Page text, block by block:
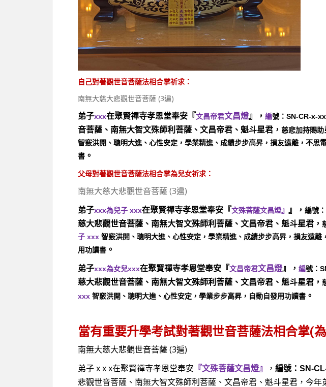
自己對著觀世音菩薩法相合掌祈求：
南無大慈大悲觀世音菩薩 (3遍)
弟子xxx在聚賢禪寺孝恩堂奉安『文昌帝君文昌燈』， 編號： SN-CR-x-xx
音菩薩、南無大智文殊師利菩薩、文昌帝君、魁斗星君， 慈悲加持賜助
智竅洪開、聰明大進、心性安定，學業精進、成績步步高昇，損友遠離，不思
書 。
父母對著觀世音菩薩法相合掌為兒女祈求：
南無大慈大悲觀世音菩薩 (3遍)
弟子xxx為兒子 xxx在聚賢禪寺孝恩堂奉安『文殊菩薩文昌燈』 』， 編號：
慈大悲觀世音菩薩、南無大智文殊師利菩薩、文昌帝君、魁斗星君，
子 xxx 智竅洪開、聰明大進、心性安定，學業精進、成績步步高昇，損友遠離
用功讀書 。
弟子xxx為女兒xxx在聚賢禪寺孝恩堂奉安『文昌帝君文昌燈』， 編號：
慈大悲觀世音菩薩、南無大智文殊師利菩薩、文昌帝君、魁斗星君，
xxx 智竅洪開、聰明大進、心性安定，學業步步高昇，自動自發用功讀書 。
當有重要升學考試對著觀世音菩薩法相合掌(
南無大慈大悲觀世音菩薩 (3遍)
弟子 x x x在聚賢禪寺孝恩堂奉安 『文殊菩薩文昌燈』 ， 編號： SN-
悲觀世音菩薩、南無大智文殊師利菩薩、文昌帝君、魁斗星君，今年